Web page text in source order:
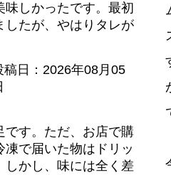
しかったです。最初
したが、やはりタレが
稿日： 2026年08月05
です。ただ、お店で購
で届いた物はドリッ
しかし、味には全く差